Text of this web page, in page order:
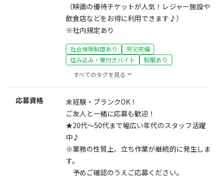
（映画の優待チケットが人気！レジャー施設や
飲食店などをお得に利用できます♪）
※社内規定あり
社会保険制度あり
労災完備
住み込み・寮付きバイト
制服あり
すべてのタグを見る
応募資格
未経験・ブランクOK！
ご友人と一緒に応募も歓迎！
★20代～50代まで幅広い年代のスタッフ活躍
中♪
※業務の性質上、立ち作業が継続的に発生しま
す。
予めご確認のうえご応募ください。